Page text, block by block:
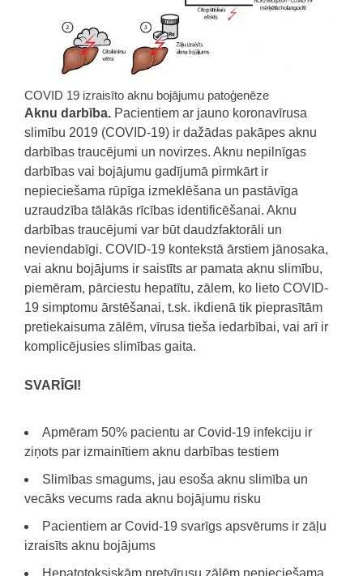
COVID 19 izraisīto aknu bojājumu patoģenēze
Aknu darbība. Pacientiem ar jauno koronavīrusa
slimību 2019 (COVID-19) ir dažādas pakāpes aknu
darbības traucējumi un novirzes. Aknu nepilnīgas
darbības vai bojājumu gadījumā pirmkārt ir
nepieciešama rūpīga izmeklēšana un pastāvīga
uzraudzība tālākās rīcības identificēšanai. Aknu
darbības traucējumi var būt daudzfaktorāli un
neviendabīgi. COVID-19 kontekstā ārstiem jānosaka,
vai aknu bojājums ir saistīts ar pamata aknu slimību,
piemēram, pārciestu hepatītu, zālem, ko lieto COVID-
19 simptomu ārstēšanai, t.sk. ikdienā tik pieprasītām
pretiekaisuma zālēm, vīrusa tieša iedarbībai, vai arī ir
komplicējusies slimības gaita.
SVARĪGI!
Apmēram 50% pacientu ar Covid-19 infekciju ir
ziņots par izmainītiem aknu darbības testiem
Slimības smagums, jau esoša aknu slimība un
vecāks vecums rada aknu bojājumu risku
Pacientiem ar Covid-19 svarīgs apsvērums ir zāļu
izraisīts aknu bojājums
Hepatotoksiskām pretvīrusu zālēm nepieciešama